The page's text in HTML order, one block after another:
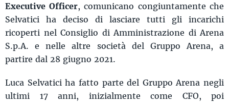
Executive Officer, comunicano congiuntamente che
Selvatici ha deciso di lasciare tutti gli incarichi
ricoperti nel Consiglio di Amministrazione di Arena
S.p.A. e nelle altre società del Gruppo Arena, a
partire dal 28 giugno 2021.
Luca Selvatici ha fatto parte del Gruppo Arena negli
ultimi 17 anni, inizialmente come CFO, poi